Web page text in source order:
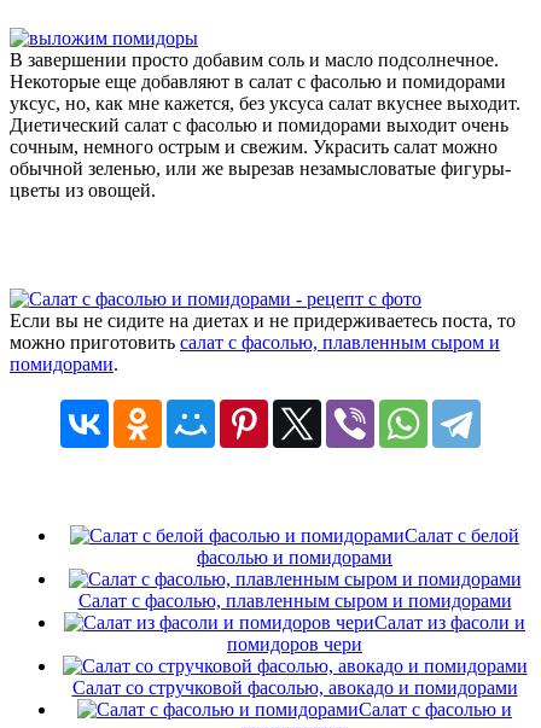
В завершении просто добавим соль и масло подсолнечное.
Некоторые еще добавляют в салат с фасолью и помидорами
уксус, но, как мне кажется, без уксуса салат вкуснее выходит.
Диетический салат с фасолью и помидорами выходит очень
сочным, немного острым и свежим. Украсить салат можно
обычной зеленью, или же вырезав незамысловатые фигуры-
цветы из овощей.
Если вы не сидите на диетах и не придерживаетесь поста, то
можно приготовить салат с фасолью, плавленным сыром и
помидорами.
Салат с белой
фасолью и помидорами
Салат с фасолью, плавленным сыром и помидорами
Салат из фасоли и
помидоров чери
Салат со стручковой фасолью, авокадо и помидорами
Салат с фасолью и